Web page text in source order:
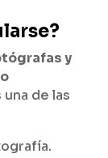
y
de las